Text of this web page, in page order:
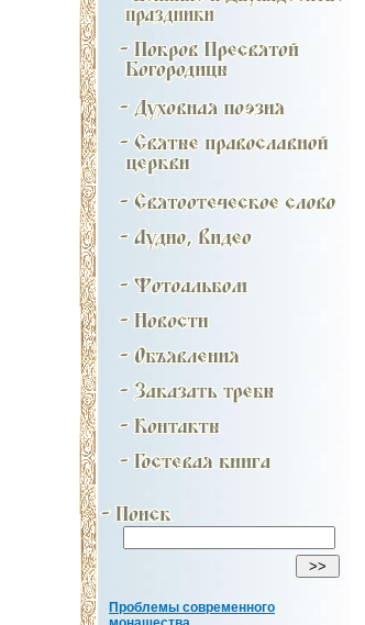
Проблемы современного